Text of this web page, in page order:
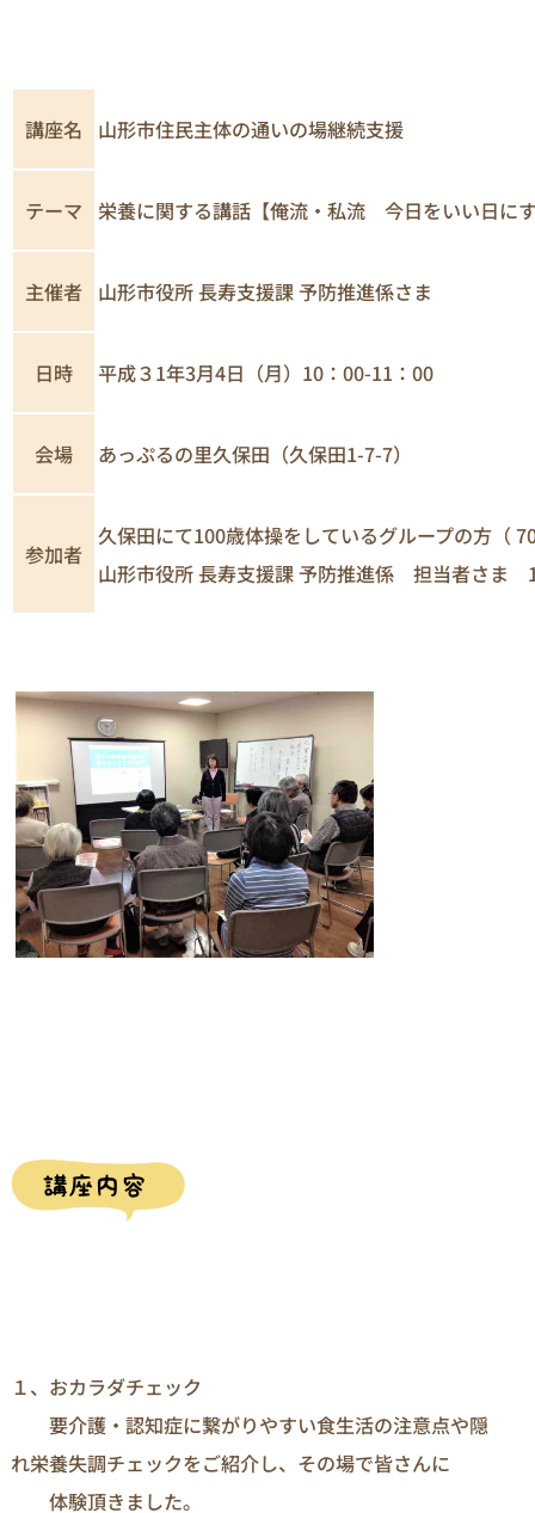
講座名 山形市住民主体の通いの場継続支援
テーマ 栄養に関する講話【俺流・私流 今日をいい日に
主催者 山形市役所 長寿支援課 予防推進係さま
日時 平成３1年3月4日（月）10：00-11：00
会場 あっぷるの里久保田（久保田1-7-7）
参加者
久保田にて100歳体操をしているグループの方（
山形市役所 長寿支援課 予防推進係 担当者さま
１、おカラダチェック
要介護・認知症に繋がりやすい食生活の注意点や隠
れ栄養失調チェックをご紹介し、その場で皆さんに
体験頂きました。